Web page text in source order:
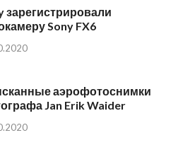
зарегистрировали
Sony FX6
аэрофотоснимки
Jan Erik Waider